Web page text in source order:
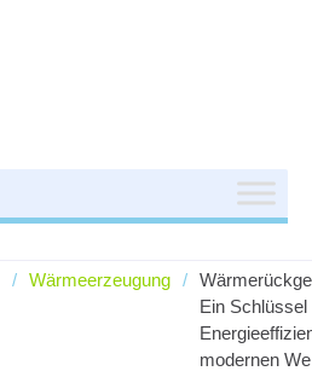
/ Wärmeerzeugung /
Ein Schlüssel
modernen